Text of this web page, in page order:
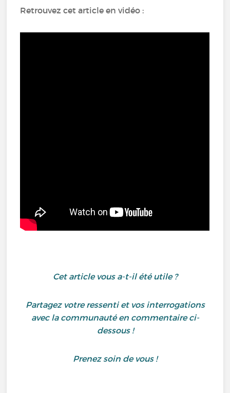
Retrouvez cet article en vidéo :
Cet article vous a-t-il été utile ?
Partagez votre ressenti et vos interrogations
avec la communauté en commentaire ci-
dessous !
Prenez soin de vous !